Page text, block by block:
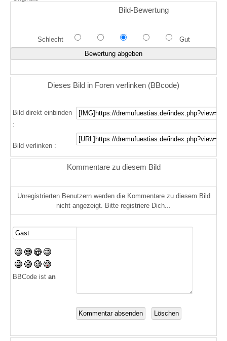
Bild-Bewertung
Schlecht Gut
Dieses Bild in Foren verlinken (BBcode)
Bild direkt einbinden
:
Bild verlinken :
Kommentare zu diesem Bild
Unregistrierten Benutzern werden die Kommentare zu diesem Bild
nicht angezeigt. Bitte registriere Dich...
BBCode ist an